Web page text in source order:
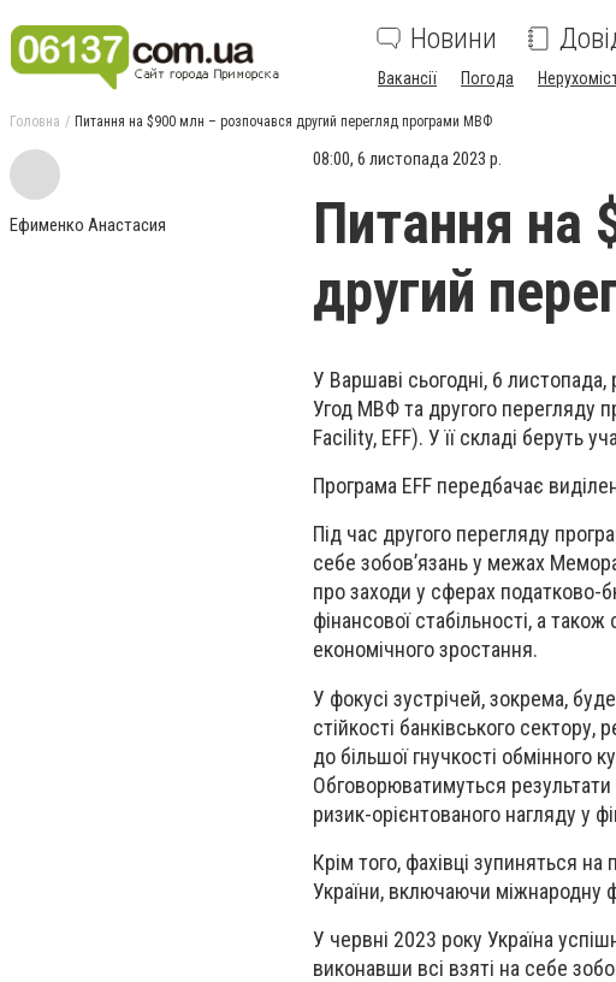
Новини
Вакансії Погода
Головна Питання на $900 млн – розпочався другий перегляд програми МВФ
Ефименко Анастасия
08:00, 6 листопада 2023 р.
Питання на
другий
У Варшаві сьогодні, 6
Угод МВФ та другого перегляду
Facility, EFF). У її складі беруть
Програма EFF передбачає
Під час другого перегляду
себе зобов’язань у межах
про заходи у сферах податково-
фінансової стабільності, а
економічного зростання.
У фокусі зустрічей, зокрема,
стійкості банківського
до більшої гнучкості обмінного
Обговорюватимуться
ризик-орієнтованого нагляду у
Крім того, фахівці зупиняться
України, включаючи міжнародну
У червні 2023 року Україна
виконавши всі взяті на себе